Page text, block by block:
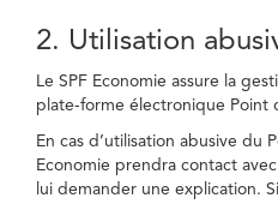
2. Utilisation
Le SPF Economie assure la
plate-forme électronique Point
En cas d’utilisation abusive du
Economie prendra contact
lui demander une explication.